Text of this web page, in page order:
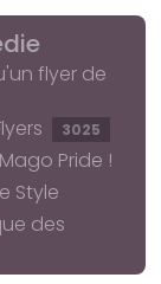
flyer de
3025
Pride !
Style
des